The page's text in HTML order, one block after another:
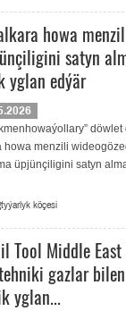
howa
satyn
yglan edýär
howa menzili
üpjünçiligini satyn
köçesi
Tool Middle
gazlar
yglan...